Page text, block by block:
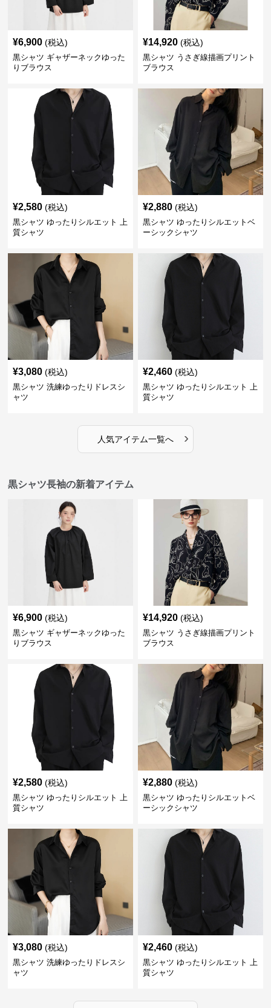
¥6,900 (税込)
黒シャツ ギャザーネックゆった
りブラウス
¥14,920 (税込)
黒シャツ うさぎ線描画プリント
ブラウス
¥2,580 (税込)
黒シャツ ゆったりシルエット 上
質シャツ
¥2,880 (税込)
黒シャツ ゆったりシルエットベ
ーシックシャツ
¥3,080 (税込)
黒シャツ 洗練ゆったりドレスシ
ャツ
¥2,460 (税込)
黒シャツ ゆったりシルエット 上
質シャツ
人気アイテム一覧へ ›
黒シャツ長袖の新着アイテム
¥6,900 (税込)
黒シャツ ギャザーネックゆった
りブラウス
¥14,920 (税込)
黒シャツ うさぎ線描画プリント
ブラウス
¥2,580 (税込)
黒シャツ ゆったりシルエット 上
質シャツ
¥2,880 (税込)
黒シャツ ゆったりシルエットベ
ーシックシャツ
¥3,080 (税込)
黒シャツ 洗練ゆったりドレスシ
ャツ
¥2,460 (税込)
黒シャツ ゆったりシルエット 上
質シャツ